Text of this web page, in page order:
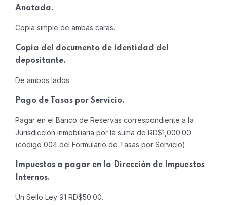
Anotada.
Copia simple de ambas caras.
Copia del documento de identidad del
depositante.
De ambos lados.
Pago de Tasas por Servicio.
Pagar en el Banco de Reservas correspondiente a la
Jurisdicción Inmobiliaria por la suma de RD$1,000.00
(código 004 del Formulario de Tasas por Servicio).
Impuestos a pagar en la Dirección de Impuestos
Internos.
Un Sello Ley 91 RD$50.00.